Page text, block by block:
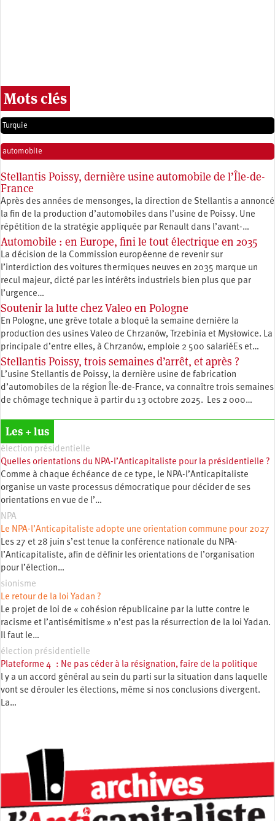
Mots clés
Turquie
automobile
Stellantis Poissy, dernière usine automobile de l’Île-de-
France
Après des années de mensonges, la direction de Stellantis a annoncé
la fin de la production d’automobiles dans l’usine de Poissy. Une
répétition de la stratégie appliquée par Renault dans l’avant-…
Automobile : en Europe, fini le tout électrique en 2035
La décision de la Commission européenne de revenir sur
l’interdiction des voitures thermiques neuves en 2035 marque un
recul majeur, dicté par les intérêts industriels bien plus que par
l’urgence…
Soutenir la lutte chez Valeo en Pologne
En Pologne, une grève totale a bloqué la semaine dernière la
production des usines Valeo de Chrzanów, Trzebinia et Mysłowice. La
principale d’entre elles, à Chrzanów, emploie 2 500 salariéEs et…
Stellantis Poissy, trois semaines d’arrêt, et après ?
L’usine Stellantis de Poissy, la dernière usine de fabrication
d’automobiles de la région Île-de-France, va connaître trois semaines
de chômage technique à partir du 13 octobre 2025. Les 2 000…
Les + lus
élection présidentielle
Quelles orientations du NPA-l’Anticapitaliste pour la présidentielle ?
Comme à chaque échéance de ce type, le NPA-l’Anticapitaliste
organise un vaste processus démocratique pour décider de ses
orientations en vue de l’…
NPA
Le NPA-l’Anticapitaliste adopte une orientation commune pour 2027
Les 27 et 28 juin s’est tenue la conférence nationale du NPA-
l’Anticapitaliste, afin de définir les orientations de l’organisation
pour l’élection…
sionisme
Le retour de la loi Yadan ?
Le projet de loi de « cohésion républicaine par la lutte contre le
racisme et l’antisémitisme » n’est pas la résurrection de la loi Yadan.
Il faut le…
élection présidentielle
Plateforme 4 : Ne pas céder à la résignation, faire de la politique
l y a un accord général au sein du parti sur la situation dans laquelle
vont se dérouler les élections, même si nos conclusions divergent.
La…